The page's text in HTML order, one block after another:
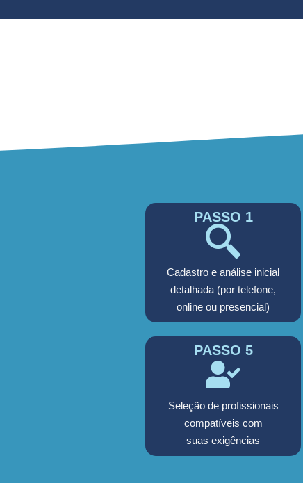
PASSO 1
Cadastro e análise inicial
detalhada (por telefone,
online ou presencial)
PASSO 5
Seleção de profissionais
compatíveis com
suas exigências